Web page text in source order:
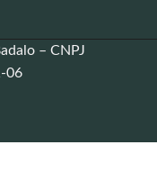
– CNPJ
06